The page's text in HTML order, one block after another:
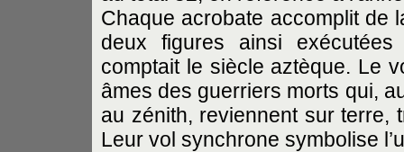
Chaque acrobate accomplit de
deux figures ainsi
comptait le siècle aztèque. Le
âmes des guerriers morts qui,
au zénith, reviennent sur terre,
Leur vol synchrone symbolise